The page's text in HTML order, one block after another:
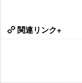
関連リンク+